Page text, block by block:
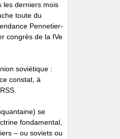
les derniers mois
toute du
Pennetier-
congrès de la IVe
soviétique :
constat, à
se
fondamental,
– ou soviets ou